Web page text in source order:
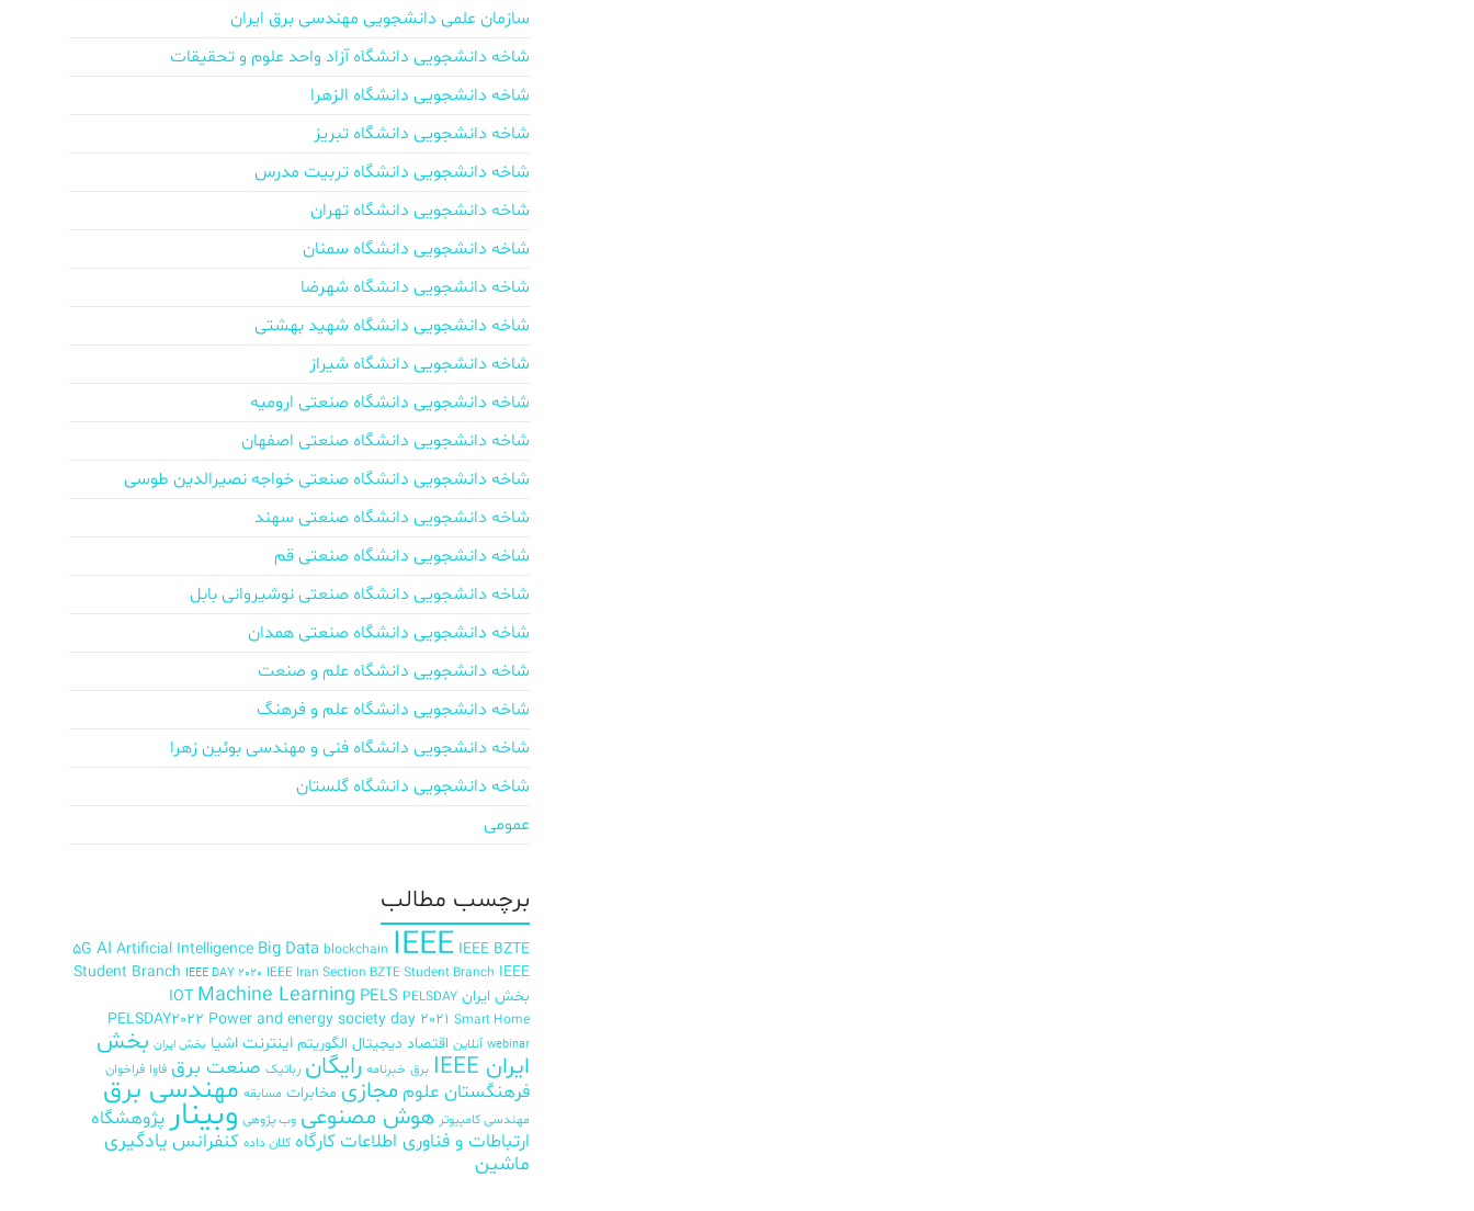
سازمان علمی دانشجویی مهندسی برق ایران
شاخه دانشجویی دانشگاه آزاد واحد علوم و تحقیقات
شاخه دانشجویی دانشگاه الزهرا
شاخه دانشجویی دانشگاه تبریز
شاخه دانشجویی دانشگاه تربیت مدرس
شاخه دانشجویی دانشگاه تهران
شاخه دانشجویی دانشگاه سمنان
شاخه دانشجویی دانشگاه شهرضا
شاخه دانشجویی دانشگاه شهید بهشتی
شاخه دانشجویی دانشگاه شیراز
شاخه دانشجویی دانشگاه صنعتی ارومیه
شاخه دانشجویی دانشگاه صنعتی اصفهان
شاخه دانشجویی دانشگاه صنعتی خواجه نصیرالدین طوسی
شاخه دانشجویی دانشگاه صنعتی سهند
شاخه دانشجویی دانشگاه صنعتی قم
شاخه دانشجویی دانشگاه صنعتی نوشیروانی بابل
شاخه دانشجویی دانشگاه صنعتی همدان
شاخه دانشجویی دانشگاه علم و صنعت
شاخه دانشجویی دانشگاه علم و فرهنگ
شاخه دانشجویی دانشگاه فنی و مهندسی بوئین زهرا
شاخه دانشجویی دانشگاه گلستان
عمومی
برچسب‌ مطالب
5G AI Artificial Intelligence Big Data blockchain IEEE IEEE BZTE
Student Branch IEEE DAY 2020 IEEE Iran Section BZTE Student Branch IEEE
بخش ایران
IOT Machine Learning PELS PELSDAY
PELSDAY2022 Power and energy society day 2021 Smart Home
webinar آنلاین اقتصاد دیجیتال الگوریتم اینترنت اشیا بخش ایران بخش
ایران IEEE
برق خبرنامه رایگان رباتیک صنعت برق فاوا فراخوان
فرهنگستان علوم مجازی مخابرات مسابقه مهندسی برق
مهندسی کامپیوتر هوش مصنوعی وب پژوهی وبینارپژوهشگاه
ارتباطات و فناوری اطلاعات کارگاه کلان داده کنفرانس یادگیری
ماشین